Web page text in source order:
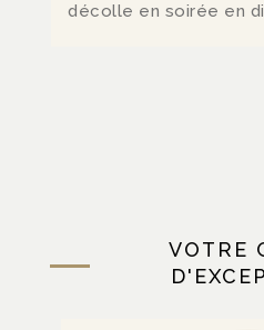
décolle en soirée en
VOTRE